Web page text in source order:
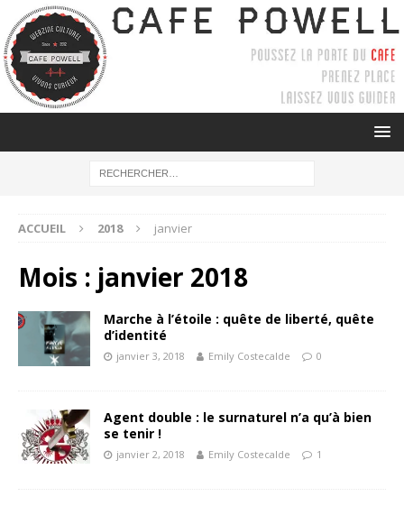
ACCUEIL 2018 janvier
Mois : janvier 2018
Marche à l’étoile : quête de liberté, quête
d’identité
janvier 3, 2018 Emily Costecalde 0
Agent double : le surnaturel n’a qu’à bien
se tenir !
janvier 2, 2018 Emily Costecalde 1